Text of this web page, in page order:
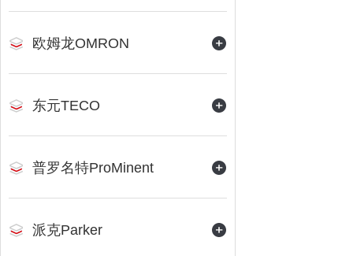
欧姆龙OMRON
东元TECO
普罗名特ProMinent
派克Parker